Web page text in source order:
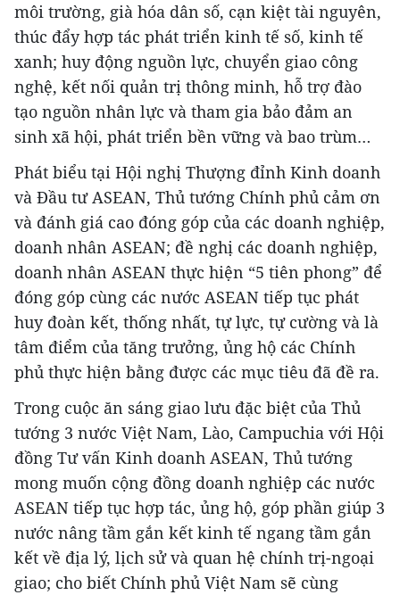
môi trường, già hóa dân số, cạn kiệt tài nguyên,
thúc đẩy hợp tác phát triển kinh tế số, kinh tế
xanh; huy động nguồn lực, chuyển giao công
nghệ, kết nối quản trị thông minh, hỗ trợ đào
tạo nguồn nhân lực và tham gia bảo đảm an
sinh xã hội, phát triển bền vững và bao trùm…
Phát biểu tại Hội nghị Thượng đỉnh Kinh doanh
và Đầu tư ASEAN, Thủ tướng Chính phủ cảm ơn
và đánh giá cao đóng góp của các doanh nghiệp,
doanh nhân ASEAN; đề nghị các doanh nghiệp,
doanh nhân ASEAN thực hiện “5 tiên phong” để
đóng góp cùng các nước ASEAN tiếp tục phát
huy đoàn kết, thống nhất, tự lực, tự cường và là
tâm điểm của tăng trưởng, ủng hộ các Chính
phủ thực hiện bằng được các mục tiêu đã đề ra.
Trong cuộc ăn sáng giao lưu đặc biệt của Thủ
tướng 3 nước Việt Nam, Lào, Campuchia với Hội
đồng Tư vấn Kinh doanh ASEAN, Thủ tướng
mong muốn cộng đồng doanh nghiệp các nước
ASEAN tiếp tục hợp tác, ủng hộ, góp phần giúp 3
nước nâng tầm gắn kết kinh tế ngang tầm gắn
kết về địa lý, lịch sử và quan hệ chính trị-ngoại
giao; cho biết Chính phủ Việt Nam sẽ cùng